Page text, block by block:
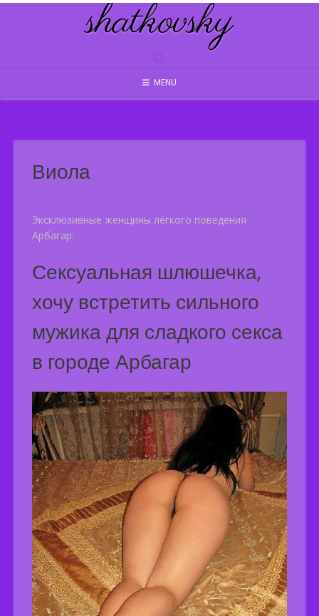
Skip
shatkovsky
MENU
Виола
Эксклюзивные женщины лёгкого поведения
Арбагар:
Сексуальная шлюшечка,
хочу встретить сильного
мужика для сладкого секса
в городе Арбагар